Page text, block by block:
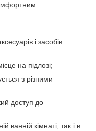
і засобів
на підлозі;
з різними
доступ до
ванній кімнаті, так і в